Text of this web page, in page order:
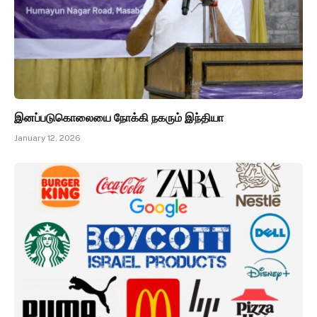
இனப்படுகொலையை நோக்கி நகரும் இந்தியா
January 12, 2026